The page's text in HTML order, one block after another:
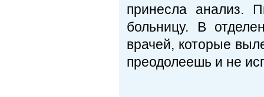
принесла анализ.
больницу. В
врачей, которые
преодолеешь и не